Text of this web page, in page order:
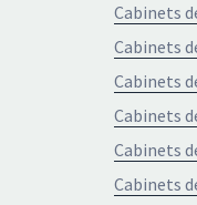
Cabinets
Cabinets
Cabinets
Cabinets
Cabinets
Cabinets